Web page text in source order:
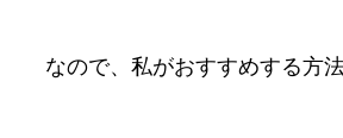
なので、私がおすすめする方法